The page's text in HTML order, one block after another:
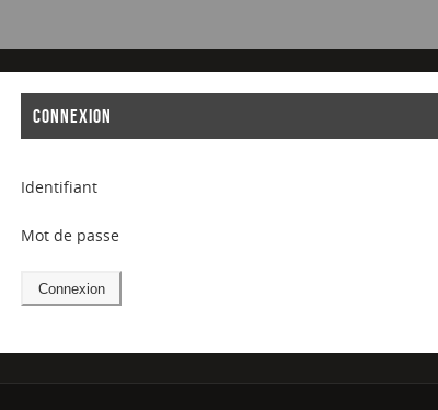
CONNEXION
Identifiant
Mot de passe